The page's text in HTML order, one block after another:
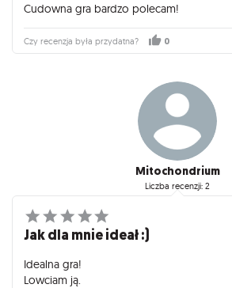
Cudowna gra bardzo polecam!
Czy recenzja była przydatna? 0
Mitochondrium
Liczba recenzji: 2
Jak dla mnie ideał :)
Idealna gra!
Lowciam ją.